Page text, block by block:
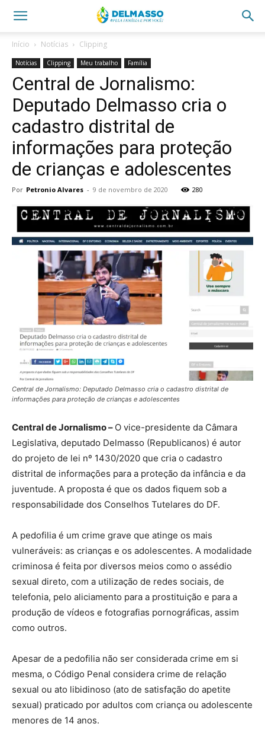
Início Notícias Clipping
Notícias Clipping Meu trabalho Família
Central de Jornalismo:
Deputado Delmasso cria o
cadastro distrital de
informações para proteção
de crianças e adolescentes
Por Petronio Alvares - 9 de novembro de 2020 280
Central de Jornalismo: Deputado Delmasso cria o cadastro distrital de
informações para proteção de crianças e adolescentes
Central de Jornalismo – O vice-presidente da Câmara
Legislativa, deputado Delmasso (Republicanos) é autor
do projeto de lei nº 1430/2020 que cria o cadastro
distrital de informações para a proteção da infância e da
juventude. A proposta é que os dados fiquem sob a
responsabilidade dos Conselhos Tutelares do DF.
A pedofilia é um crime grave que atinge os mais
vulneráveis: as crianças e os adolescentes. A modalidade
criminosa é feita por diversos meios como o assédio
sexual direto, com a utilização de redes sociais, de
telefonia, pelo aliciamento para a prostituição e para a
produção de vídeos e fotografias pornográficas, assim
como outros.
Apesar de a pedofilia não ser considerada crime em si
mesma, o Código Penal considera crime de relação
sexual ou ato libidinoso (ato de satisfação do apetite
sexual) praticado por adultos com criança ou adolescente
menores de 14 anos.